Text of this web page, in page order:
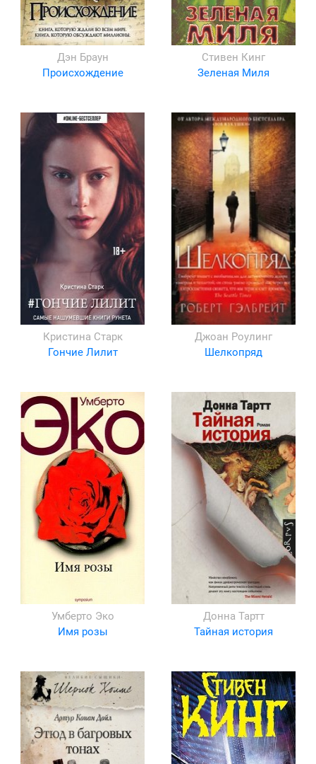
Дэн Браун
Происхождение
Стивен Кинг
Зеленая Миля
Кристина Старк
Гончие Лилит
Джоан Роулинг
Шелкопряд
Умберто Эко
Имя розы
Донна Тартт
Тайная история